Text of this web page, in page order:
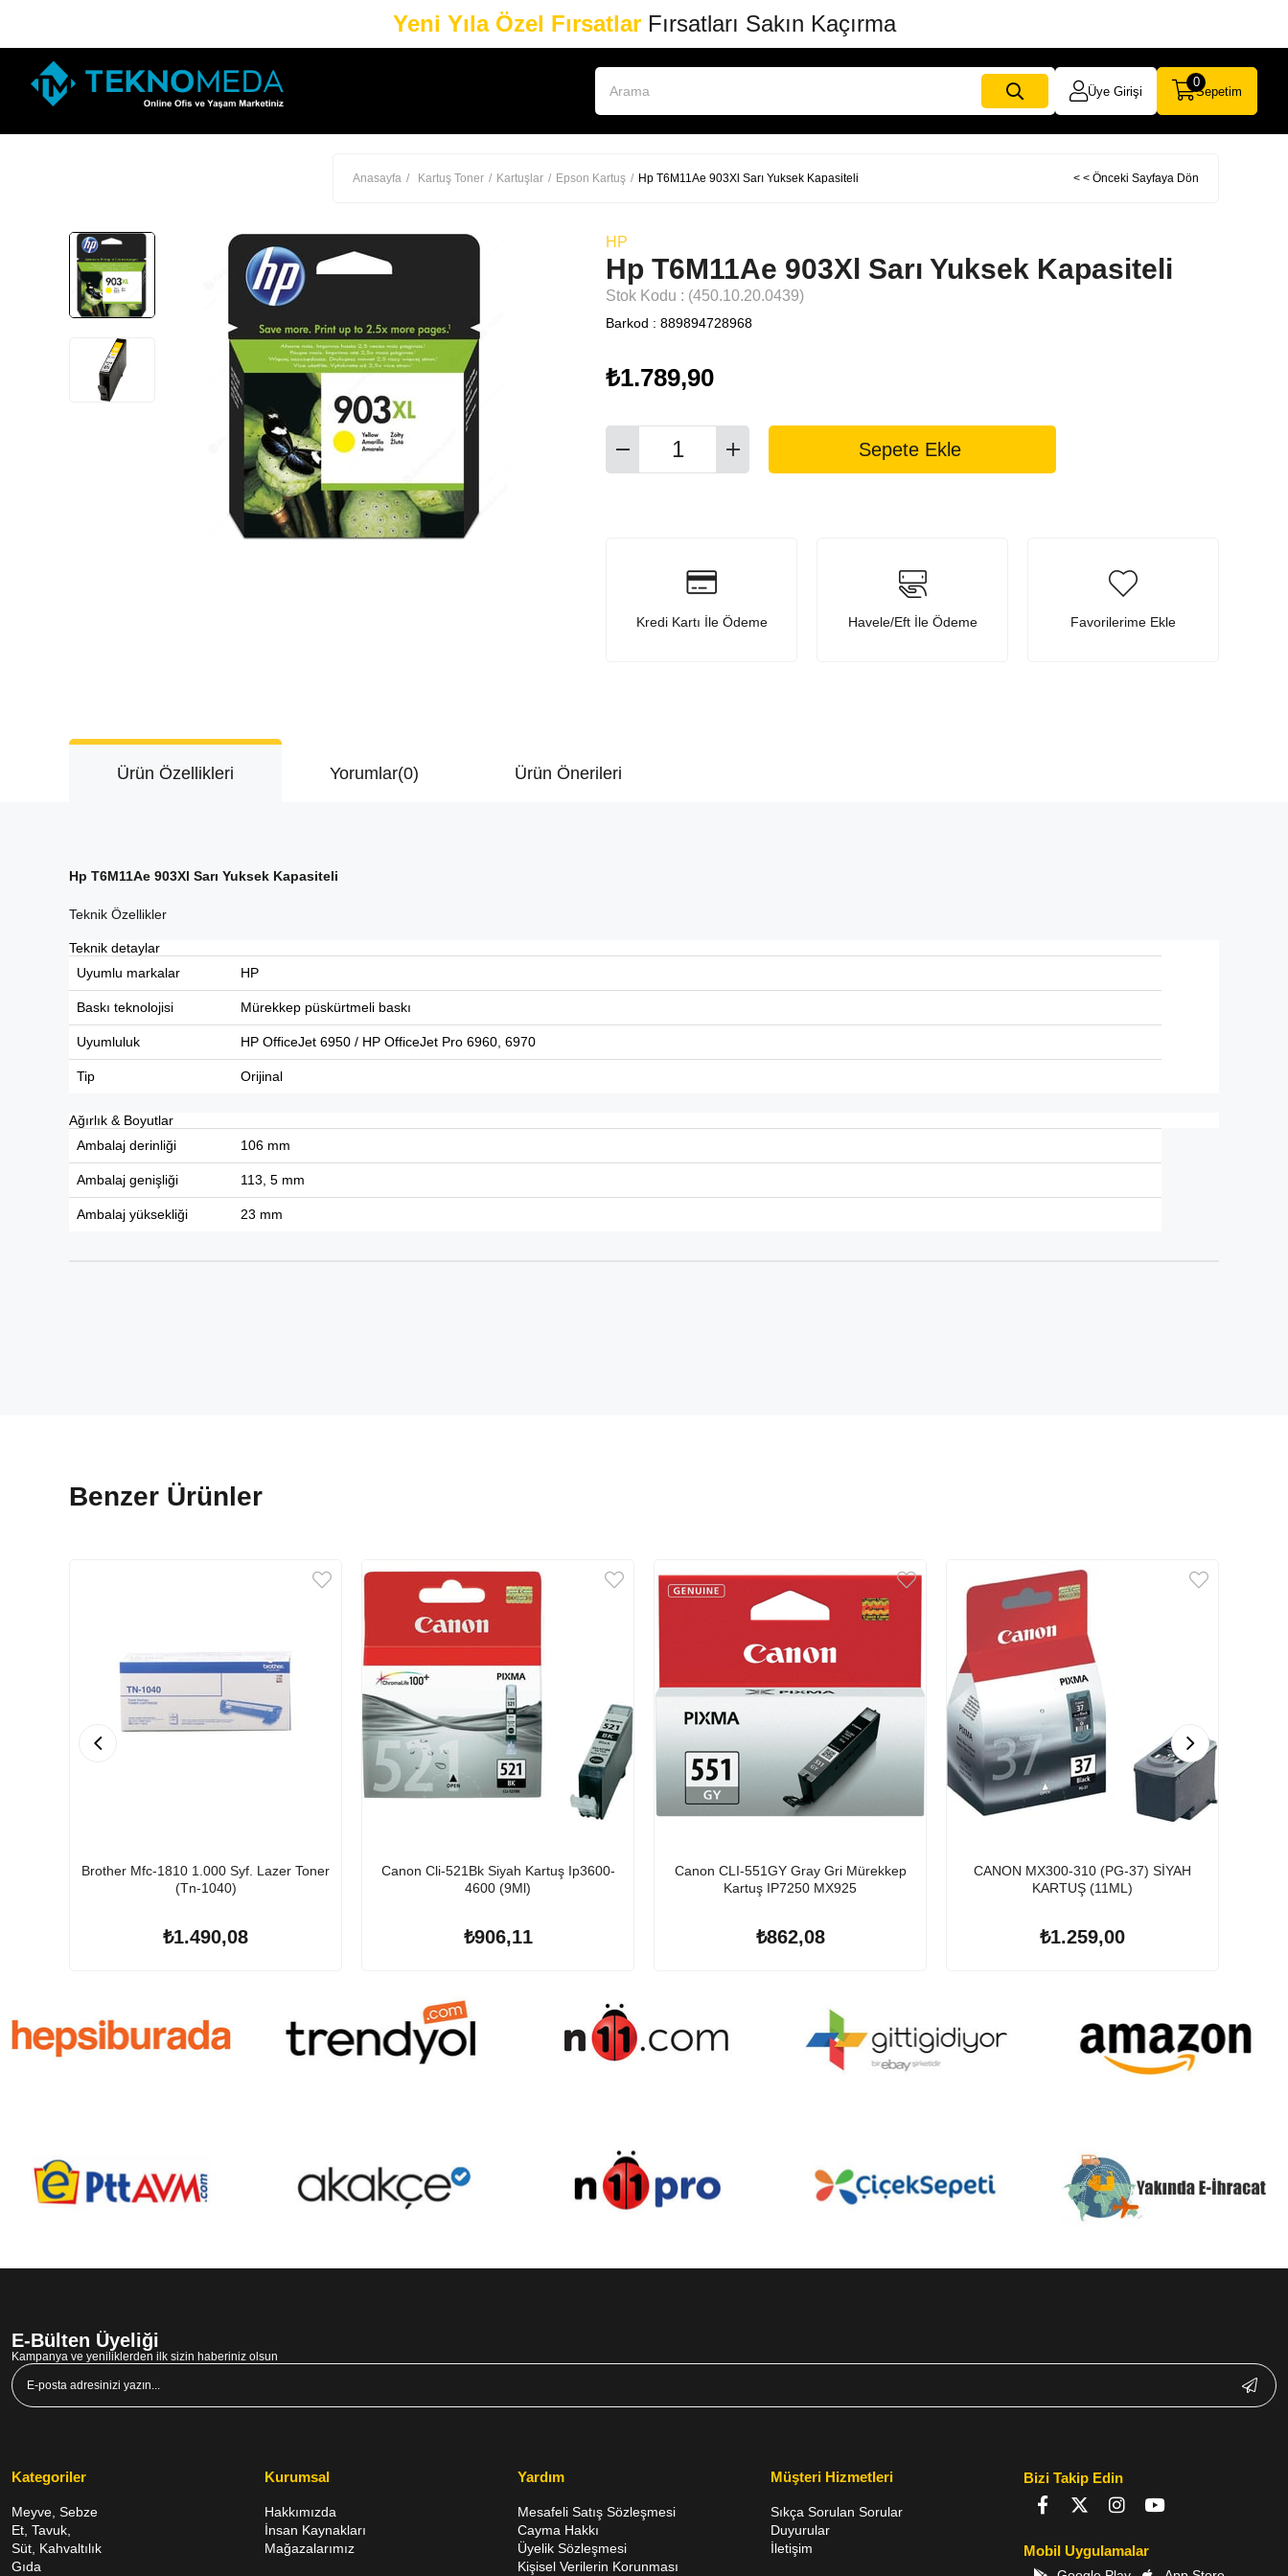
Yeni Yıla Özel FırsatlarFırsatları Sakın Kaçırma
Üye Girişi Sepetim
0
Anasayfa Kartuş Toner Kartuşlar Epson Kartuş Hp T6M11Ae 903Xl Sarı Yuksek Kapasiteli < < Önceki Sayfaya Dön
HP
Hp T6M11Ae 903Xl Sarı Yuksek Kapasiteli
Stok Kodu (450.10.20.0439)
Barkod : 889894728968
₺1.789,90
Kredi Kartı İle Ödeme Havele/Eft İle Ödeme Favorilerime Ekle
Ürün Özellikleri Yorumlar(0) Ürün Önerileri
Hp T6M11Ae 903Xl Sarı Yuksek Kapasiteli
Teknik Özellikler
Teknik detaylar
Uyumlu markalar
HP
Baskı teknolojisi Mürekkep püskürtmeli baskı
Uyumluluk HP OfficeJet 6950 / HP OfficeJet Pro 6960, 6970
Tip Orijinal
Ağırlık & Boyutlar
Ambalaj derinliği
106 mm
Ambalaj genişliği 113, 5 mm
Ambalaj yüksekliği 23 mm
Benzer Ürünler
Brother Mfc-1810 1.000 Syf. Lazer Toner
(Tn-1040)
₺1.490,08
Canon Cli-521Bk Siyah Kartuş Ip3600-
4600 (9Ml)
₺906,11
Canon CLI-551GY Gray Gri Mürekkep
Kartuş IP7250 MX925
₺862,08
CANON MX300-310 (PG-37) SİYAH
KARTUŞ (11ML)
₺1.259,00
E-Bülten Üyeliği
Kampanya ve yeniliklerden ilk sizin haberiniz olsun
Kategoriler
Meyve, Sebze
Et, Tavuk,
Süt, Kahvaltılık
Gıda
Kurumsal
Hakkımızda
İnsan Kaynakları
Mağazalarımız
Yardım
Mesafeli Satış Sözleşmesi
Cayma Hakkı
Üyelik Sözleşmesi
Kişisel Verilerin Korunması
Müşteri Hizmetleri
Sıkça Sorulan Sorular
Duyurular
İletişim
Bizi Takip Edin
Mobil Uygulamalar